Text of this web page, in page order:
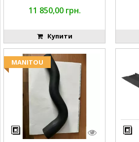
11 850,00 грн.
Купити
MANITOU